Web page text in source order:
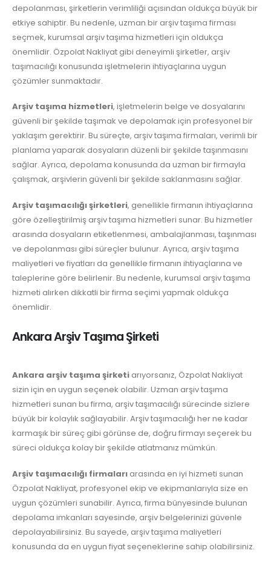
depolanması, şirketlerin verimliliği açısından oldukça büyük bir
etkiye sahiptir. Bu nedenle, uzman bir arşiv taşıma firması
seçmek, kurumsal arşiv taşıma hizmetleri için oldukça
önemlidir. Özpolat Nakliyat gibi deneyimli şirketler, arşiv
taşımacılığı konusunda işletmelerin ihtiyaçlarına uygun
çözümler sunmaktadır.
Arşiv taşıma hizmetleri, işletmelerin belge ve dosyalarını
güvenli bir şekilde taşımak ve depolamak için profesyonel bir
yaklaşım gerektirir. Bu süreçte, arşiv taşıma firmaları, verimli bir
planlama yaparak dosyaların düzenli bir şekilde taşınmasını
sağlar. Ayrıca, depolama konusunda da uzman bir firmayla
çalışmak, arşivlerin güvenli bir şekilde saklanmasını sağlar.
Arşiv taşımacılığı şirketleri, genellikle firmanın ihtiyaçlarına
göre özelleştirilmiş arşiv taşıma hizmetleri sunar. Bu hizmetler
arasında dosyaların etiketlenmesi, ambalajlanması, taşınması
ve depolanması gibi süreçler bulunur. Ayrıca, arşiv taşıma
maliyetleri ve fiyatları da genellikle firmanın ihtiyaçlarına ve
taleplerine göre belirlenir. Bu nedenle, kurumsal arşiv taşıma
hizmeti alırken dikkatli bir firma seçimi yapmak oldukça
önemlidir.
Ankara Arşiv Taşıma Şirketi
Ankara arşiv taşıma şirketi arıyorsanız, Özpolat Nakliyat
sizin için en uygun seçenek olabilir. Uzman arşiv taşıma
hizmetleri sunan bu firma, arşiv taşımacılığı sürecinde sizlere
büyük bir kolaylık sağlayabilir. Arşiv taşımacılığı her ne kadar
karmaşık bir süreç gibi görünse de, doğru firmayı seçerek bu
süreci oldukça kolay bir şekilde atlatmanız mümkün.
Arşiv taşımacılığı firmaları arasında en iyi hizmeti sunan
Özpolat Nakliyat, profesyonel ekip ve ekipmanlarıyla size en
uygun çözümleri sunabilir. Ayrıca, firma bünyesinde bulunan
depolama imkanları sayesinde, arşiv belgelerinizi güvenle
depolayabilirsiniz. Bu sayede, arşiv taşıma maliyetleri
konusunda da en uygun fiyat seçeneklerine sahip olabilirsiniz.